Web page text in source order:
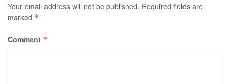
Your email address will not be published. Required fields are
marked *
Comment *